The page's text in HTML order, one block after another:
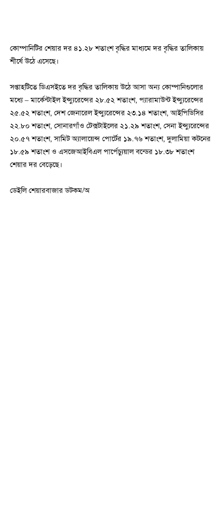
কোম্পানিটির শেয়ার দর ৪১.২৮ শতাংশ বৃদ্ধির মাধ্যমে দর বৃদ্ধির তালিকায়
শীর্ষে উঠে এসেছে।
সপ্তাহটিতে ডিএসইতে দর বৃদ্ধির তালিকায় উঠে আসা অন্য কোম্পানিগুলোর
মধ্যে – মার্কেন্টাইল ইন্স্যুরেন্সের ২৮.৫২ শতাংশ, প্যারামাউন্ট ইন্স্যুরেন্সের
২৫.৫২ শতাংশ, দেশ জেনারেল ইন্স্যুরেন্সের ২৩.১৪ শতাংশ, আইপিডিসির
২২.৮০ শতাংশ, সোনারগাঁও টেক্সটাইলের ২১.২৯ শতাংশ, সেনা ইন্স্যুরেন্সের
২০.৫৭ শতাংশ, সামিট অ্যালায়েন্স পোর্টের ১৯.৭৬ শতাংশ, দুলামিয়া কটনের
১৮.৫৯ শতাংশ ও এসজেআইবিএল পার্পেচ্যুয়াল বন্ডের ১৮.৩৮ শতাংশ
শেয়ার দর বেড়েছে।
ডেইলি শেয়ারবাজার ডটকম/অ